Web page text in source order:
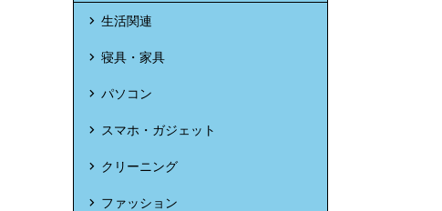
生活関連
寝具・家具
パソコン
スマホ・ガジェット
クリーニング
ファッション